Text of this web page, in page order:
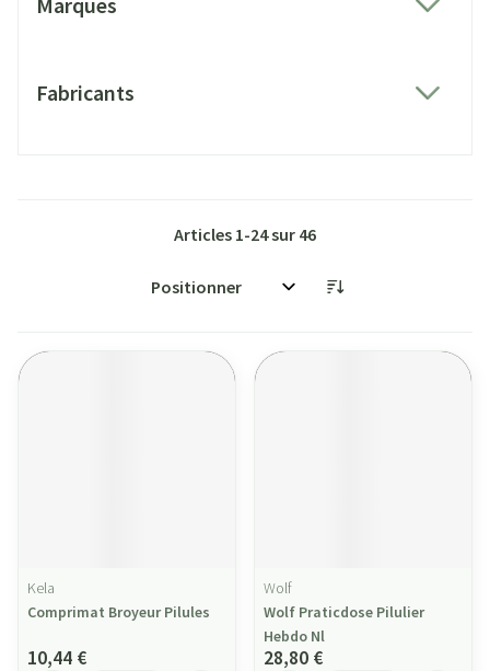
Fabricants
Articles 1-24sur 46
Trier par:
Kela
Comprimat Broyeur Pilules
10,44 €
Wolf
Wolf Praticdose Pilulier
Hebdo Nl
28,80 €